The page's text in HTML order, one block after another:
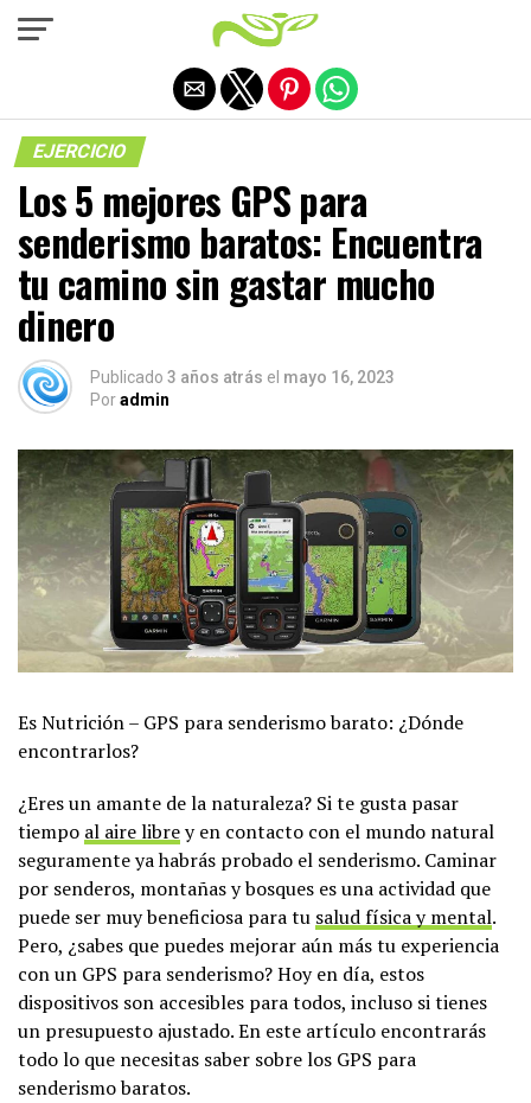
EJERCICIO
Los 5 mejores GPS para
senderismo baratos: Encuentra
tu camino sin gastar mucho
dinero
Publicado 3 años atrás el mayo 16, 2023
Poradmin
Es Nutrición – GPS para senderismo barato: ¿Dónde
encontrarlos?
¿Eres un amante de la naturaleza? Si te gusta pasar
tiempo al aire librey en contacto con el mundo natural
seguramente ya habrás probado el senderismo. Caminar
por senderos, montañas y bosques es una actividad que
puede ser muy beneficiosa para tu salud física y mental.
Pero, ¿sabes que puedes mejorar aún más tu experiencia
con un GPS para senderismo? Hoy en día, estos
dispositivos son accesibles para todos, incluso si tienes
un presupuesto ajustado. En este artículo encontrarás
todo lo que necesitas saber sobre los GPS para
senderismo baratos.
Salir de la versión móvil